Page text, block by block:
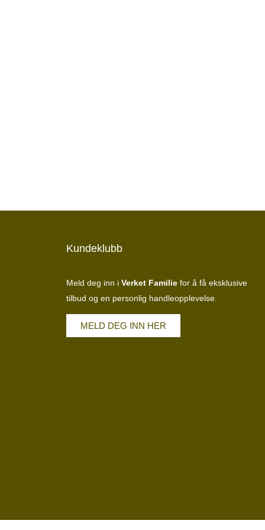
Kundeklubb
Meld deg inn i Verket Familie for å få eksklusive
tilbud og en personlig handleopplevelse.
MELD DEG INN HER